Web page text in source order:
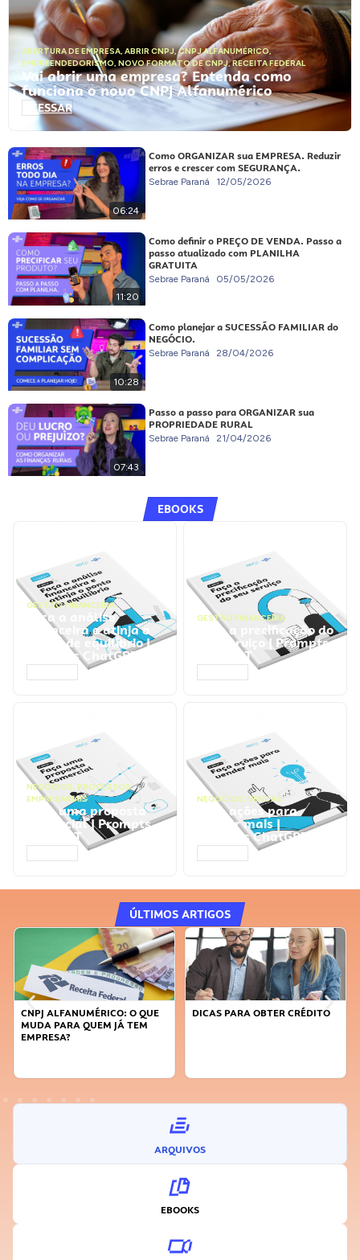
ABERTURA DE EMPRESA, ABRIR CNPJ,CNPJ ALFANUMÉRICO,
EMPREENDEDORISMO, NOVO FORMATO DE CNPJ,RECEITA FEDERAL
Vai abrir uma empresa? Entenda como
funciona o novo CNPJ Alfanumérico
ACESSAR
06:24
Como ORGANIZAR sua EMPRESA. Reduzir
erros e crescer com SEGURANÇA.
Sebrae Paraná 12/05/2026
11:20
Como definir o PREÇO DE VENDA. Passo a
passo atualizado com PLANILHA
GRATUITA
Sebrae Paraná 05/05/2026
10:28
Como planejar a SUCESSÃO FAMILIAR do
NEGÓCIO.
Sebrae Paraná 28/04/2026
07:43
Passo a passo para ORGANIZAR sua
PROPRIEDADE RURAL
Sebrae Paraná 21/04/2026
EBOOKS
GESTÃO FINANCEIRA
Faça a análise
financeira e atinja o
ponto de equilíbrio |
Prompts ChatGPT
GESTÃO FINANCEIRA
Faça a precificação do
seu serviço | Prompts
ChatGPT
NEGÓCIOS, PROCESSOS
EMPRESARIAIS
Faça uma proposta
comercial | Prompts
ChatGPT
NEGÓCIOS, VENDAS
Faça ações para
vender mais |
Prompts ChatGPT
ÚLTIMOS ARTIGOS
DICAS PARA OBTER CRÉDITO
FAÇA A DIFERENÇA: SEJA
ARQUIVOS
EBOOKS